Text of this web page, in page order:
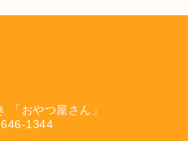
「おやつ屋さん」
1344